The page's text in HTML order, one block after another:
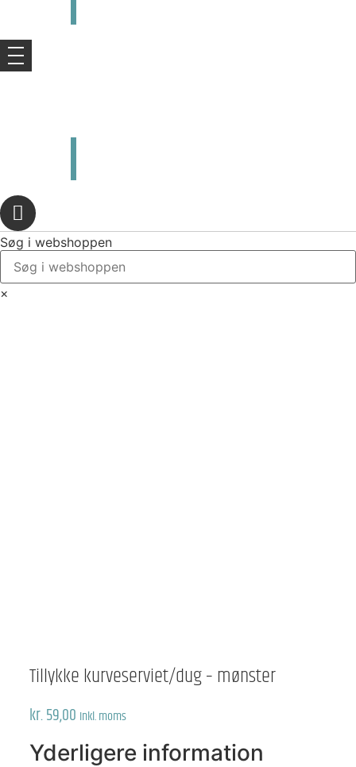
Søg i webshoppen
×
Tillykke kurveserviet/dug – mønster
kr.59,00 Inkl. moms
Yderligere information